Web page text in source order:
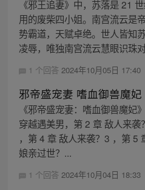
《邪王追妻》中，苏落是 21
用的废柴四小姐。南宫流云是
势霸道，天赋卓绝。世人皆知
凌辱，唯独南宫流云慧眼识珠
1 个回答 2024年10月05日 17:40
邪帝盛宠妻 嗜血御兽魔妃
《邪帝盛宠妻：嗜血御兽魔妃
穿越遇美男，第 2 章 敌人来
，第 4 章 敌人来袭？3 ，第 5
娘亲过世？...
1 个回答 2024年10月04日 18:33